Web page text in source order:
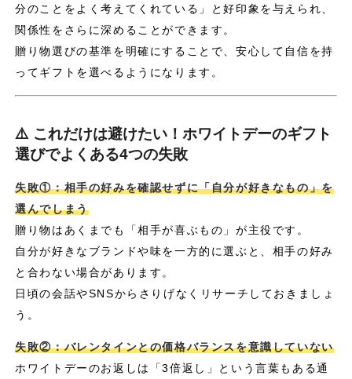
分のことをよく考えてくれている」と好印象を与えられ、
関係性をさらに深めることができます。
贈り物選びの基準を明確にすることで、安心して自信を持
ってギフトを選べるようになります。
⚠️ これだけは避けたい！ホワイトデーのギフト
選びでよくある4つの失敗
失敗①：相手の好みを確認せずに「自分が好きなもの」を
選んでしまう
贈り物はあくまでも「相手が喜ぶもの」が主役です。
自分が好きなブランドや味を一方的に選ぶと、相手の好み
と合わない場合があります。
日頃の会話やSNSからさりげなくリサーチしておきましょ
う。
失敗②：バレンタインとの価格バランスを意識していない
ホワイトデーのお返しは「3倍返し」という言葉もある通